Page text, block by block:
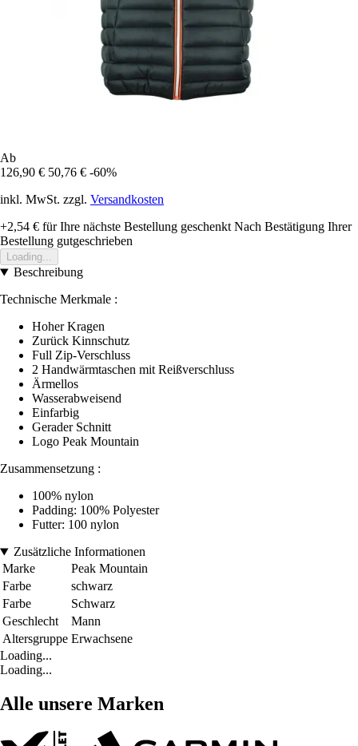
Ab
126,90 € 50,76 € -60%
inkl. MwSt. zzgl. Versandkosten
+2,54 € für Ihre nächste Bestellung geschenkt Nach Bestätigung Ihrer
Bestellung gutgeschrieben
Loading...
Beschreibung
Technische Merkmale :
Hoher Kragen
Zurück Kinnschutz
Full Zip-Verschluss
2 Handwärmtaschen mit Reißverschluss
Ärmellos
Wasserabweisend
Einfarbig
Gerader Schnitt
Logo Peak Mountain
Zusammensetzung :
100% nylon
Padding: 100% Polyester
Futter: 100 nylon
Zusätzliche Informationen
Marke
Peak Mountain
Farbe
schwarz
Farbe
Schwarz
Geschlecht
Mann
Altersgruppe Erwachsene
Loading...
Loading...
Alle unsere Marken